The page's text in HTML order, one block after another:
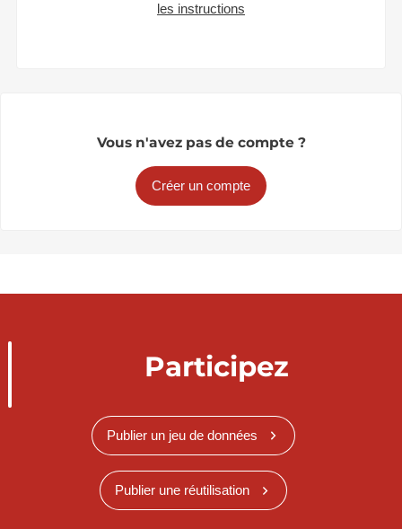
les instructions
Vous n'avez pas de compte ?
Créer un compte
Participez
Publier un jeu de données
Publier une réutilisation